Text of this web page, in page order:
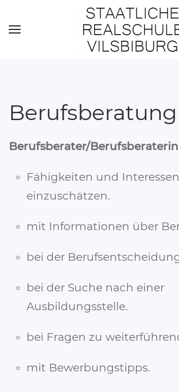
Skip to main content
Berufsberatung
Berufsberater/
Fähigkeiten und
einzuschätzen.
mit Informationen über
bei der
bei der Suche nach einer
Ausbildungsstelle.
bei Fragen zu
mit Bewerbungstipps.